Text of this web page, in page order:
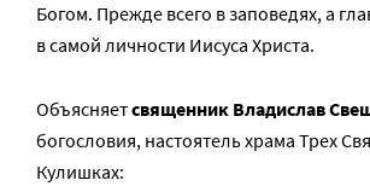
Богом. Прежде всего в заповедях, а
в самой личности Иисуса Христа.
Объясняетсвященник Владислав
богословия, настоятель храма Трех
Кулишках: